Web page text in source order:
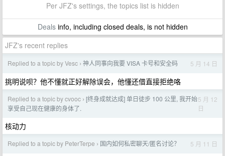
Per JFZ's settings, the topics list is hidden
Dealsinfo, including closed deals, is not hidden
JFZ's recent replies
Replied to a topic by Vesc › 神人同事向我要 VISA 卡号和安全码 5 月 14 日
挑明说呗？他不懂就正好解除误会，他懂还借直接拒绝咯
Replied to a topic by cvooc › [终身成就达成] 单日徒步 100 公里, 我开始
享受自己现在健康的身体了.
5 月 12
日
核动力
Replied to a topic by PeterTerpe › 国内如何私密聊天/匿名讨论？ 5 月 11 日